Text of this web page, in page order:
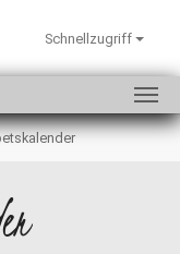
Schnellzugriff